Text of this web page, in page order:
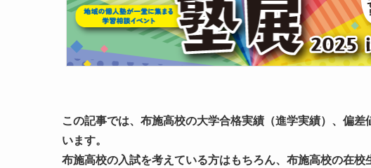
この記事では、布施高校の大学合格実績（進学実績）、偏
います。
布施高校の入試を考えている方はもちろん、布施高校の在校